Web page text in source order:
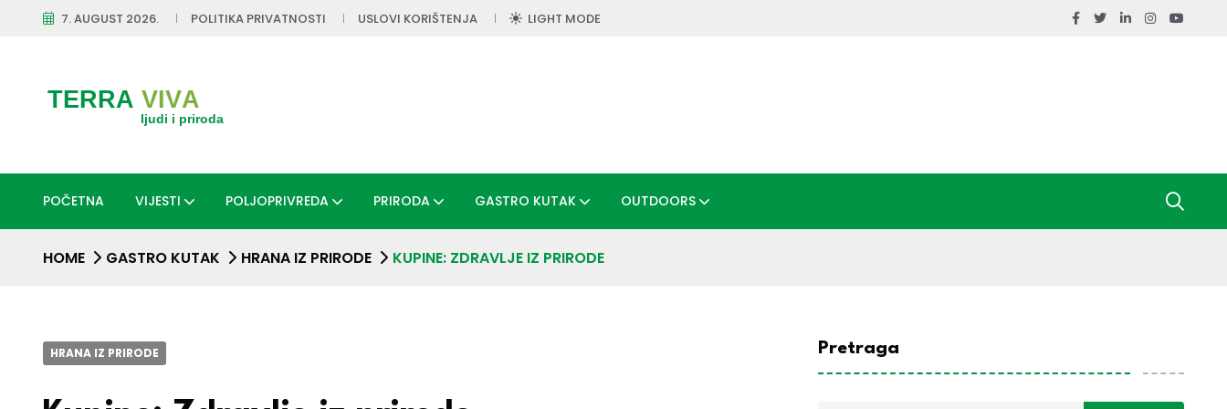
7. AUGUST 2026. POLITIKA PRIVATNOSTI USLOVI KORIŠTENJA LIGHT MODE
POČETNA VIJESTI POLJOPRIVREDA PRIRODA GASTRO KUTAK OUTDOORS
HOME GASTRO KUTAK HRANA IZ PRIRODE KUPINE: ZDRAVLJE IZ PRIRODE
HRANA IZ PRIRODE Pretraga